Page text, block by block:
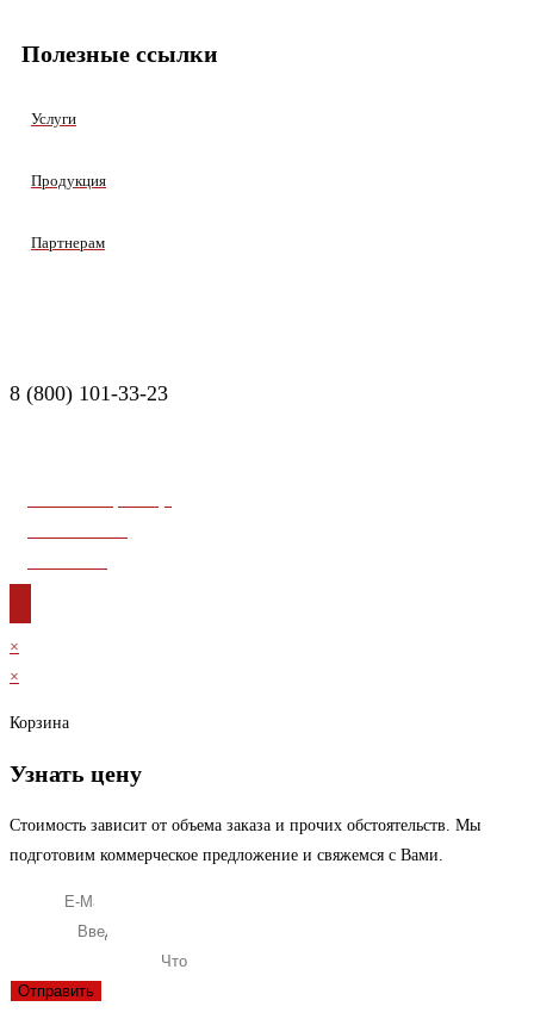
Полезные ссылки
Услуги
Продукция
Партнерам
8 (800) 101-33-23
×
×
Корзина
Узнать цену
Стоимость зависит от объема заказа и прочих обстоятельств. Мы
подготовим коммерческое предложение и свяжемся с Вами.
Отправить